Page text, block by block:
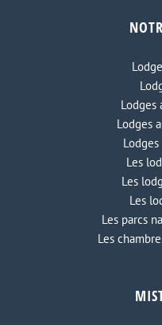
Lodges
Lodges
Les
Les
Les
Les parcs
Les